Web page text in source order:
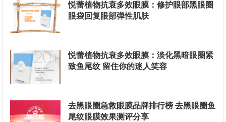
悦蕾植物抗衰多效眼膜：修护眼部黑眼圈
眼袋回复眼部弹性肌肤
悦蕾植物抗衰多效眼膜：淡化黑暗眼圈紧
致鱼尾纹 留住你的迷人笑容
去黑眼圈急救眼膜品牌排行榜 去黑眼圈鱼
尾纹眼膜效果测评分享